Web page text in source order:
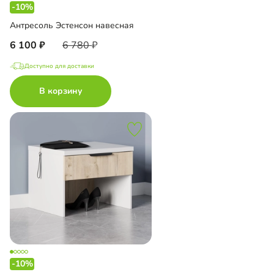
-10%
Антресоль Эстенсон навесная
6 100 6 780
Доступно для доставки
В корзину
-10%